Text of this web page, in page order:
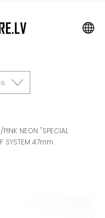
NEON "SPECIAL
SYSTEM 47mm